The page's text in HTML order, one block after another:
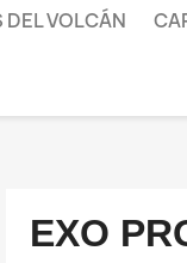
DEL VOLCÁN
EXO